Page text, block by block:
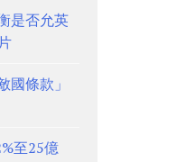
是否允英
國條款」
至25億